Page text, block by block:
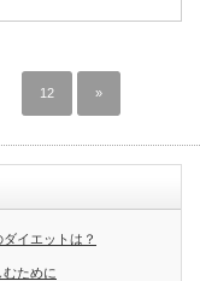
12 »
イエットは？
ために